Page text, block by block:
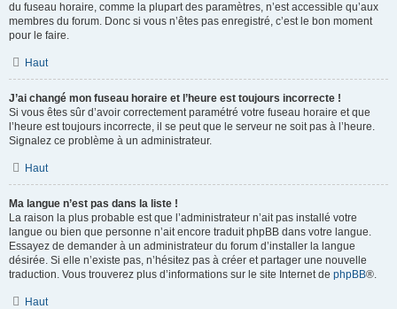
du fuseau horaire, comme la plupart des paramètres, n’est accessible qu’aux
membres du forum. Donc si vous n’êtes pas enregistré, c’est le bon moment
pour le faire.
Haut
J’ai changé mon fuseau horaire et l’heure est toujours incorrecte !
Si vous êtes sûr d’avoir correctement paramétré votre fuseau horaire et que
l’heure est toujours incorrecte, il se peut que le serveur ne soit pas à l’heure.
Signalez ce problème à un administrateur.
Haut
Ma langue n’est pas dans la liste !
La raison la plus probable est que l’administrateur n’ait pas installé votre
langue ou bien que personne n’ait encore traduit phpBB dans votre langue.
Essayez de demander à un administrateur du forum d’installer la langue
désirée. Si elle n’existe pas, n’hésitez pas à créer et partager une nouvelle
traduction. Vous trouverez plus d’informations sur le site Internet de phpBB®.
Haut